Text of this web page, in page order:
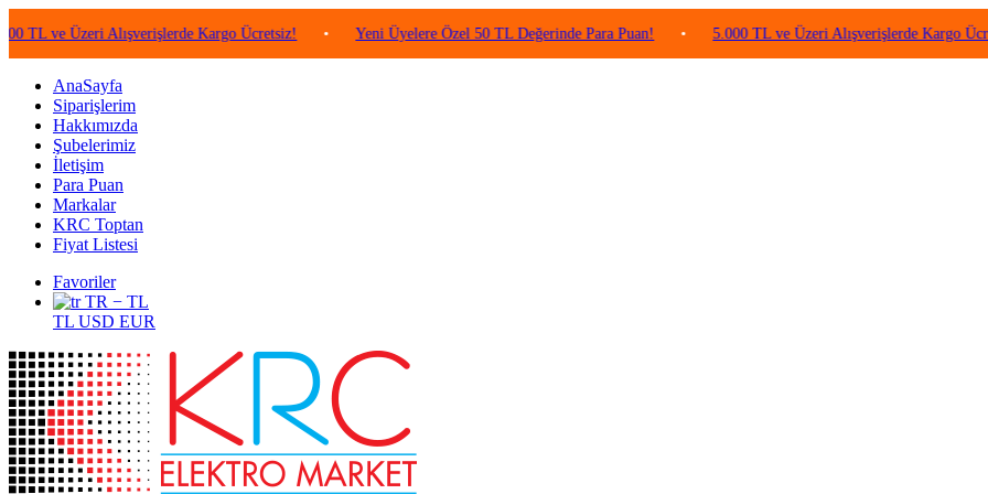
Üzeri Alışverişlerde Kargo Ücretsiz! • Yeni Üyelere Özel 50 TL Değerinde Para Puan! • 5.000 TL ve Üzeri Alışverişlerde Kargo Ücretsiz!
AnaSayfa
Siparişlerim
Hakkımızda
Şubelerimiz
İletişim
Para Puan
Markalar
KRC Toptan
Fiyat Listesi
Favoriler
TR − TL
TL USD EUR